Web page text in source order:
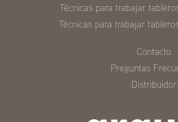
Técnicas para trabajar
Técnicas para trabajar
Contacto
Preguntas
Distribuidor